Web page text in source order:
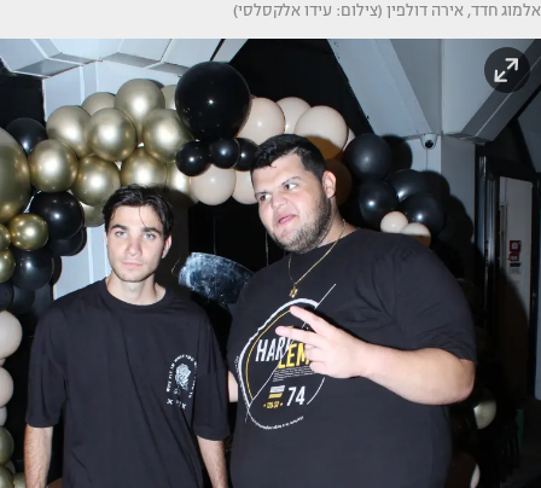
אלמוג חדד, אירה דולפין (צילום: עידו אלקסלסי)